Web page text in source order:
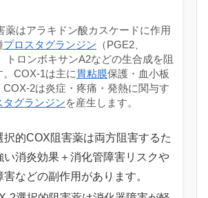
薬はアラキドン酸カスケードに作用
プロスタグランジン （PGE2、
トロンボキサンA2などの生合成を阻
。COX-1は主に 胃粘膜保護・血小板
COX-2は炎症・疼痛・発熱に関与す
タグランジンを産生します。
択的COX阻害薬は両方阻害するた
い消炎効果＋消化管障害リスクや
害などの副作用があります。